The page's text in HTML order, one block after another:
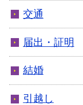
交通
届出・証明
結婚
引越し